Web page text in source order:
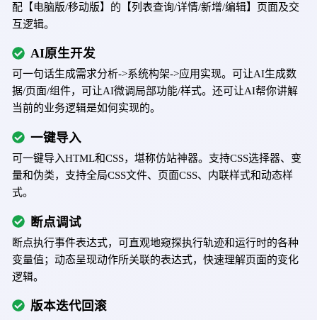
配【电脑版/移动版】的【列表查询/详情/新增/编辑】页面及交
互逻辑。
AI原生开发
可一句话生成需求分析->系统构架->应用实现。可让AI生成数
据/页面/组件，可让AI微调局部功能/样式。还可让AI帮你讲解
当前的业务逻辑是如何实现的。
一键导入
可一键导入HTML和CSS，堪称仿站神器。支持CSS选择器、变
量和伪类，支持全局CSS文件、页面CSS、内联样式和动态样
式。
断点调试
断点执行事件表达式，可直观地窥探执行轨迹和运行时的各种
变量值；动态呈现动作所关联的表达式，快速理解页面的变化
逻辑。
版本迭代回滚